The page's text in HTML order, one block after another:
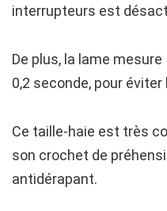
interrupteurs est
De plus, la lame
0,2 seconde, pour
Ce taille-haie est très
son crochet de
antidérapant.